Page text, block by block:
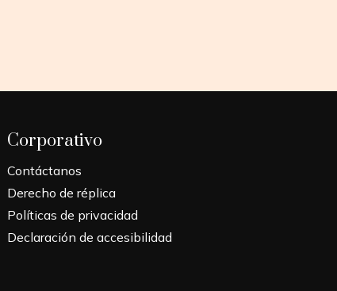
Corporativo
Contáctanos
Derecho de réplica
Políticas de privacidad
Declaración de accesibilidad